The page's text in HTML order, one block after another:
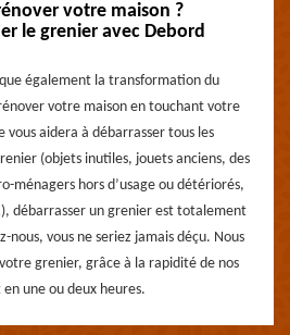
votre maison ?
le grenier avec Debord
également la transformation du
votre maison en touchant votre
aidera à débarrasser tous les
(objets inutiles, jouets anciens, des
ménagers hors d’usage ou détériorés,
débarrasser un grenier est totalement
nous, vous ne seriez jamais déçu. Nous
grenier, grâce à la rapidité de nos
une ou deux heures.